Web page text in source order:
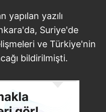
yapılan yazılı
Suriye'de
ve Türkiye'nin
bildirilmişti.